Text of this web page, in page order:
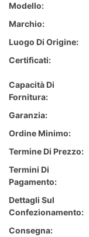
Modello:
Marchio:
Luogo Di Origine:
Certificati:
Capacità Di
Fornitura:
Garanzia:
Ordine Minimo:
Termine Di Prezzo:
Termini Di
Pagamento:
Dettagli Sul
Confezionamento:
Consegna: